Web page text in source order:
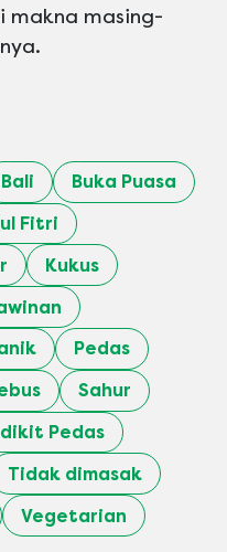
makna masing-
Bali
Buka Puasa
Fitri
Kukus
Pedas
Sahur
Pedas
Tidak dimasak
Vegetarian